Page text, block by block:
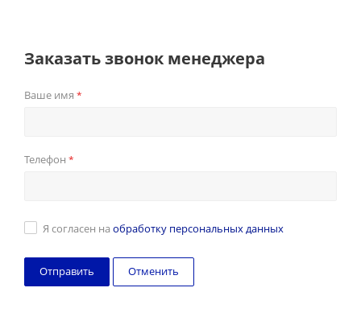
Заказать звонок менеджера
Ваше имя *
Телефон *
Я согласен на обработку персональных данных
Отменить